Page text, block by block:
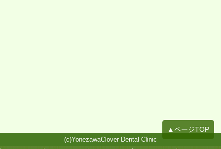
▲ページTOP
(c)YonezawaClover Dental Clinic